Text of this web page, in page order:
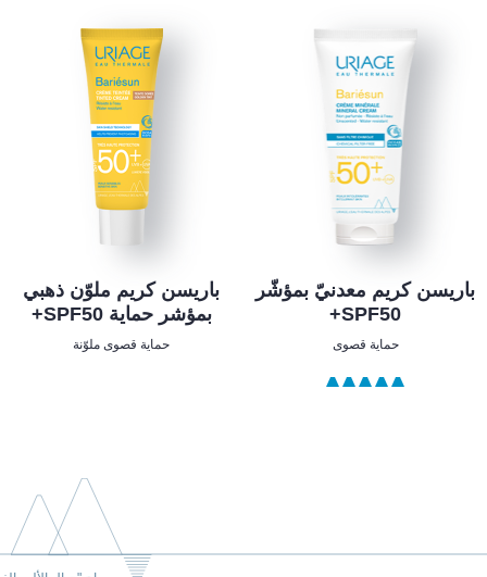
باريسن كريم معدنيّ بمؤشّر
SPF50+
حماية قصوى
باريسن كريم ملوّن ذهبي
بمؤشر حماية SPF50+
حماية قصوى ملوّنة